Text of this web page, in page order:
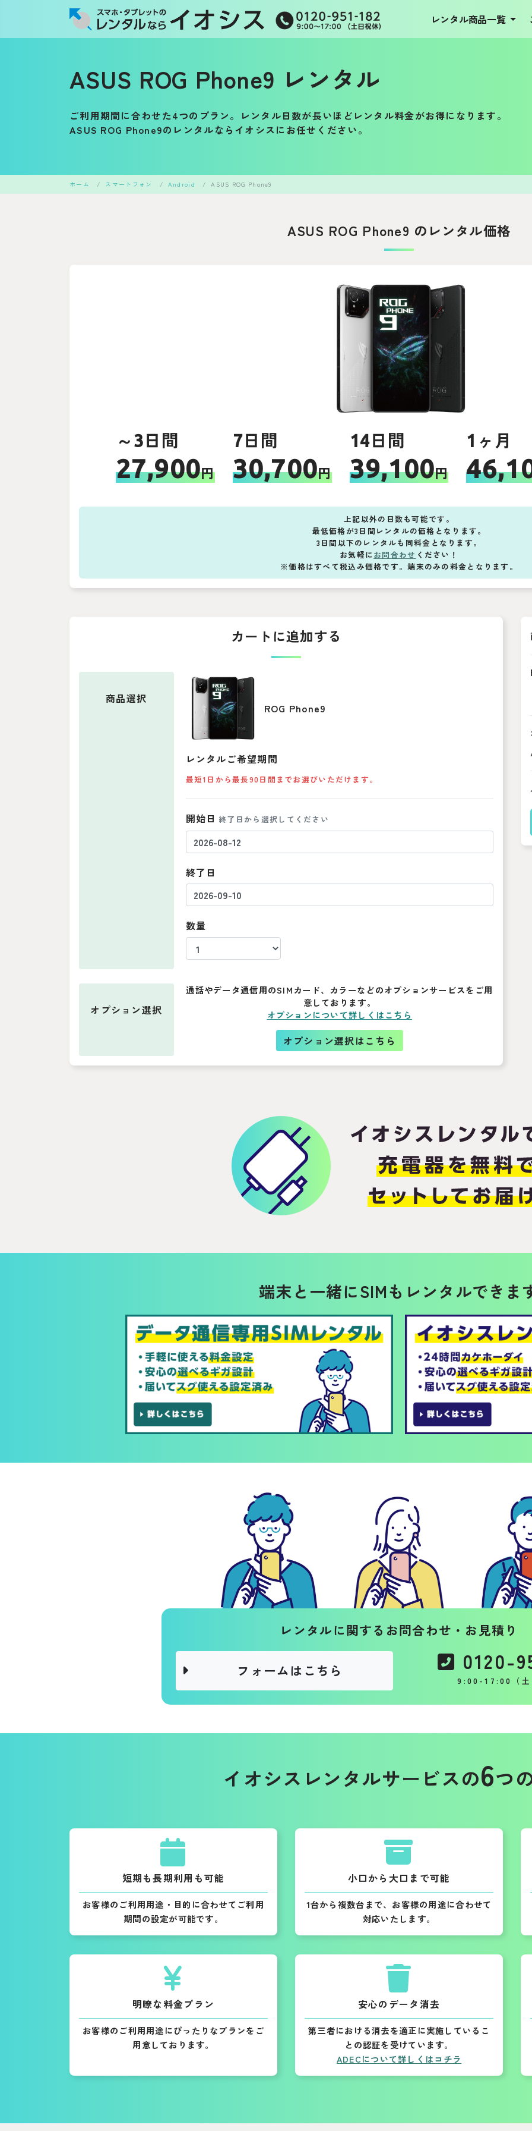
レンタル商品一覧
ASUS ROG Phone9 レンタル
ご利用期間に合わせた4つのプラン。レンタル日数が長いほどレンタル料金がお得になります。
ASUS ROG Phone9のレンタルならイオシスにお任せください。
ホーム スマートフォン Android ASUS ROG Phone9
ASUS ROG Phone9 のレンタル価格
～3日間
27,900円
7日間
30,700円
14日間
39,100円
1ヶ月
上記以外の日数も可能です。
最低価格が3日間レンタルの価格となります。
3日間以下のレンタルも同料金となります。
お気軽にお問合わせ ください！
※価格はすべて税込み価格です。端末のみの料金となります。
カートに追加する
商品選択
ROG Phone9
レンタルご希望期間
最短1日から最長90日間までお選びいただけます。
開始日 終了日から選択してください
終了日
数量
オプション選択
通話やデータ通信用のSIMカード、カラーなどのオプションサービスをご用
意しております。
オプションについて詳しくはこちら
オプション選択はこちら
端末と一緒にSIMもレンタルできま
レンタルに関するお問合わせ・お見積り
フォームはこちら 0120-
9:00-17:00（土
イオシスレンタルサービスの6つ
短期も長期利用も可能
お客様のご利用用途・目的に合わせてご利用
期間の設定が可能です。
小口から大口まで可能
1台から複数台まで、お客様の用途に合わせて
対応いたします。
明瞭な料金プラン
お客様のご利用用途にぴったりなプランをご
用意しております。
安心のデータ消去
第三者における消去を適正に実施しているこ
との認証を受けています。
ADECについて詳しくはコチラ